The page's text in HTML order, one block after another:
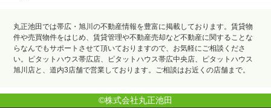
丸正池田では帯広・旭川の不動産情報を豊富に掲載しております。賃貸物
件や売買物件をはじめ、賃貸管理や不動産売却など不動産に関することな
らなんでもサポートさせて頂いておりますので、お気軽にご相談くださ
い。ピタットハウス帯広店、ピタットハウス帯広中央店、ピタットハウス
旭川店と、道内3店舗で営業しております。ご相談はお近くの店舗まで。
©株式会社丸正池田